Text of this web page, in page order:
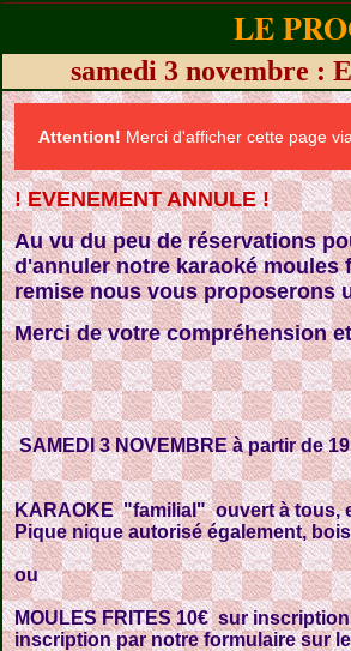
LE
samedi 3 novembre :
Attention! Merci d'afficher cette page
! EVENEMENT ANNULE !
Au vu du peu de réservations
d'annuler notre karaoké moules
remise nous vous proposerons
Merci de votre compréhension
SAMEDI 3 NOVEMBRE à partir de
KARAOKE "familial" ouvert à tous,
Pique nique autorisé également,
ou
MOULES FRITES 10€ sur
inscription par notre formulaire sur